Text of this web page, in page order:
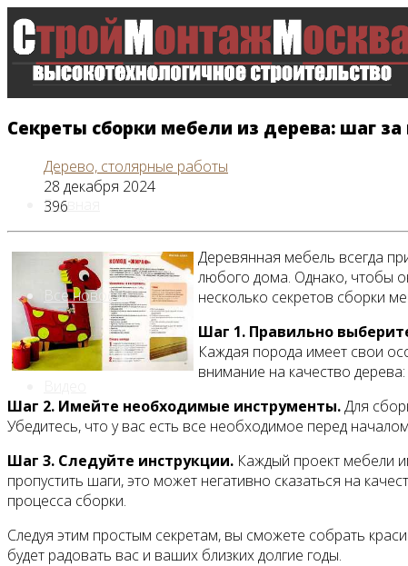
Главная
Все новости
Секреты сборки мебели из дерева: шаг
Дерево, столярные работы
28 декабря 2024
396
Деревянная мебель всегда
любого дома. Однако, чтобы
несколько секретов сборки
Шаг 1. Правильно
Каждая порода имеет свои
внимание на качество
Шаг 2. Имейте необходимые инструменты.Для
Убедитесь, что у вас есть все необходимое перед
Шаг 3. Следуйте инструкции. Каждый проект мебели
пропустить шаги, это может негативно сказаться на
процесса сборки.
Следуя этим простым секретам, вы сможете собрать
будет радовать вас и ваших близких долгие годы.